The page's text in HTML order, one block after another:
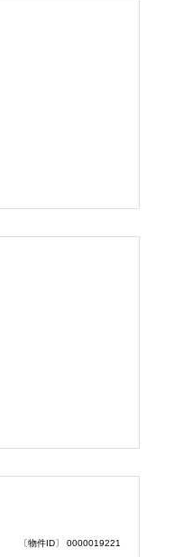
〔物件ID〕 0000019221